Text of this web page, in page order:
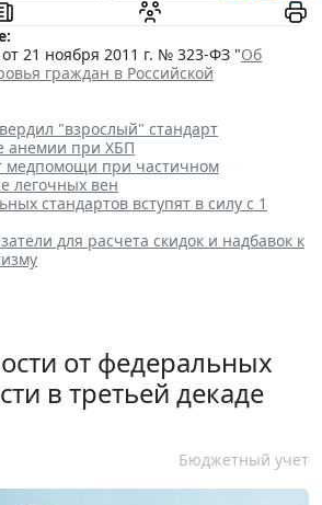
21 ноября 2011 г. № 323-ФЗ "Об
граждан в Российской
"взрослый" стандарт
анемии при ХБП
медпомощи при частичном
легочных вен
стандартов вступят в силу с 1
для расчета скидок и надбавок к
от федеральных
в третьей декаде
Бюджетный учет